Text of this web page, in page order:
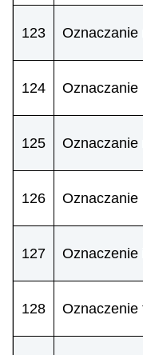
123 Oznaczanie
124 Oznaczanie
125 Oznaczanie
126 Oznaczanie
127 Oznaczenie
128 Oznaczenie